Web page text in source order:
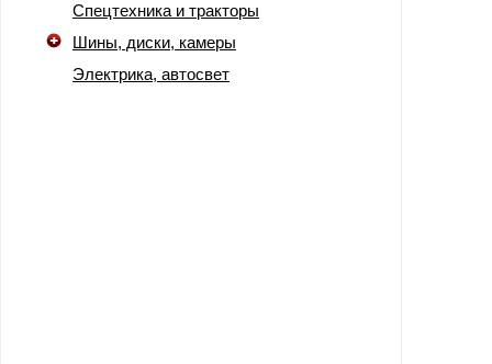
Спецтехника и тракторы
Шины, диски, камеры
Электрика, автосвет